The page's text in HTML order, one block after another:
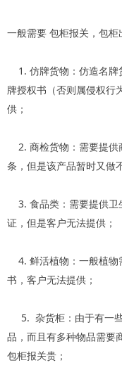
一般需要 包柜报关，包柜
1. 仿牌货物：仿造名牌
牌授权书（否则属侵权行
供；
2. 商检货物：需要提供
条，但是该产品暂时又做
3. 食品类：需要提供卫
证，但是客户无法提供；
4. 鲜活植物：一般植物
书，客户无法提供；
5. 杂货柜：由于有一
品，而且有多种物品需要
包柜报关贵；